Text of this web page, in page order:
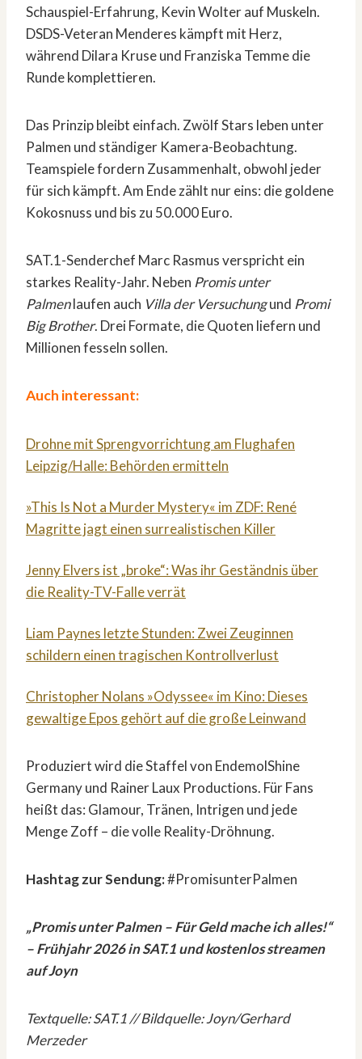
Schauspiel-Erfahrung, Kevin Wolter auf Muskeln.
DSDS-Veteran Menderes kämpft mit Herz,
während Dilara Kruse und Franziska Temme die
Runde komplettieren.
Das Prinzip bleibt einfach. Zwölf Stars leben unter
Palmen und ständiger Kamera-Beobachtung.
Teamspiele fordern Zusammenhalt, obwohl jeder
für sich kämpft. Am Ende zählt nur eins: die goldene
Kokosnuss und bis zu 50.000 Euro.
SAT.1-Senderchef Marc Rasmus verspricht ein
starkes Reality-Jahr. Neben Promis unter
Palmenlaufen auch Villa der Versuchungund Promi
Big Brother. Drei Formate, die Quoten liefern und
Millionen fesseln sollen.
Auch interessant:
Drohne mit Sprengvorrichtung am Flughafen
Leipzig/Halle: Behörden ermitteln
»This Is Not a Murder Mystery« im ZDF: René
Magritte jagt einen surrealistischen Killer
Jenny Elvers ist „broke“: Was ihr Geständnis über
die Reality-TV-Falle verrät
Liam Paynes letzte Stunden: Zwei Zeuginnen
schildern einen tragischen Kontrollverlust
Christopher Nolans »Odyssee« im Kino: Dieses
gewaltige Epos gehört auf die große Leinwand
Produziert wird die Staffel von EndemolShine
Germany und Rainer Laux Productions. Für Fans
heißt das: Glamour, Tränen, Intrigen und jede
Menge Zoff – die volle Reality-Dröhnung.
Hashtag zur Sendung:#PromisunterPalmen
„Promis unter Palmen – Für Geld mache ich alles!“
– Frühjahr 2026 in SAT.1 und kostenlos streamen
auf Joyn
Textquelle: SAT.1 // Bildquelle: Joyn/Gerhard
Merzeder